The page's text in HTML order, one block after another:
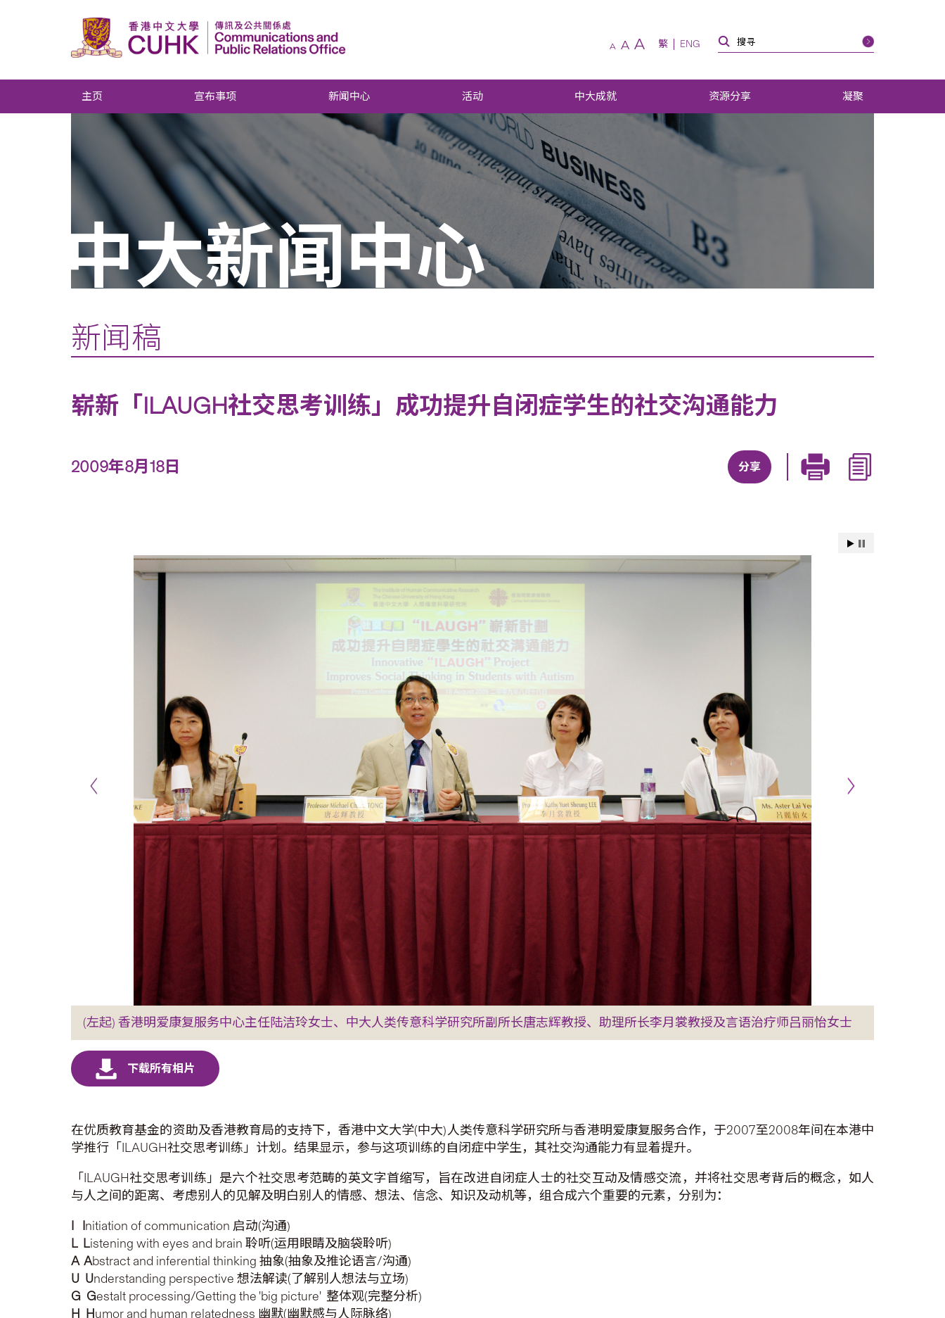
A A A 繁 ENG
主页 宣布事项 新闻中心 活动 中大成就 资源分享 凝聚
中大新闻中心
新闻稿
崭新「ILAUGH社交思考训练」成功提升自闭症学生的社交沟通能力
2009年8月18日 分享
(左起) 香港明爱康复服务中心主任陆洁玲女士、中大人类传意科学研究所副所长唐志辉教授、助理所长李月裳教授及言语治疗师吕丽怡女士
在优质教育基金的资助及香港教育局的支持下，香港中文大学(中大)人类传意科学研究所与香港明爱康复服务合作，于2007至2008年间在本港中
学推行「ILAUGH社交思考训练」计划。结果显示，参与这项训练的自闭症中学生，其社交沟通能力有显着提升。
「ILAUGH社交思考训练」是六个社交思考范畴的英文字首缩写，旨在改进自闭症人士的社交互动及情感交流，并将社交思考背后的概念，如人
与人之间的距离、考虑别人的见解及明白别人的情感、想法、信念、知识及动机等，组合成六个重要的元素，分别为：
I Initiation of communication 启动(沟通)
L Listening with eyes and brain 聆听(运用眼睛及脑袋聆听)
A Abstract and inferential thinking 抽象(抽象及推论语言/沟通)
U Understanding perspective 想法解读(了解别人想法与立场)
G Gestalt processing/Getting the 'big picture' 整体观(完整分析)
H Humor and human relatedness 幽默(幽默感与人际脉络)